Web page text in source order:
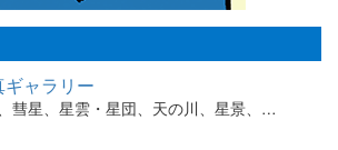
ャラリー
彗星、星雲・星団、天の川、星景、…